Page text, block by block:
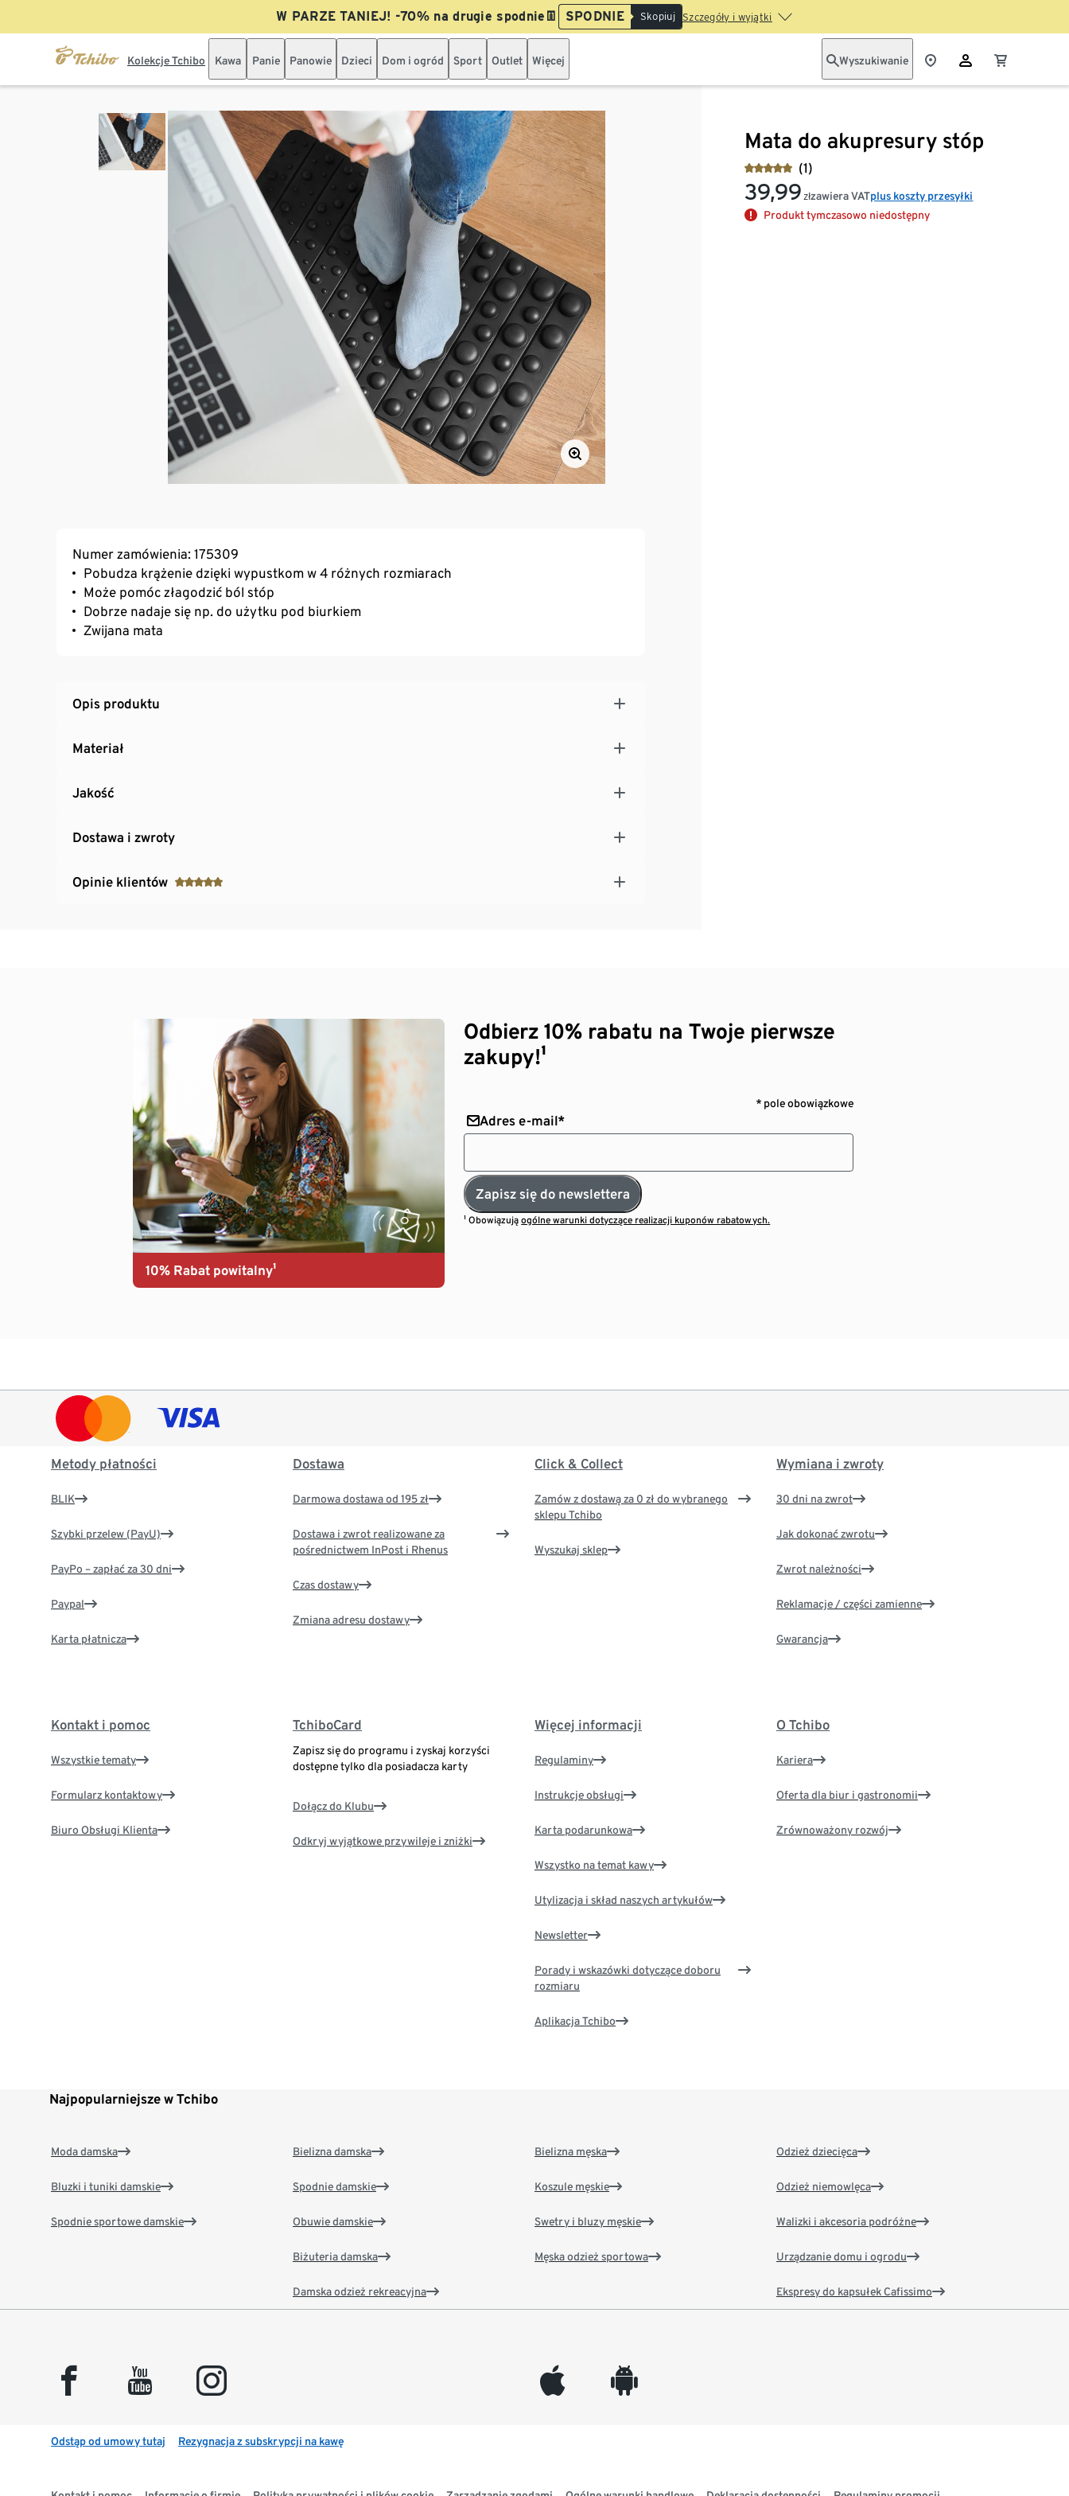
W PARZE TANIEJ! -70% na drugie spodnie👖 SPODNIE Skopiuj Szczegóły i wyjątki
Kolekcje Tchibo Kawa Panie Panowie Dzieci Dom i ogród Sport Outlet Więcej Wyszukiwanie
Mata do akupresury stóp
(1)
39,99 złzawiera VATplus koszty przesyłki
Produkt tymczasowo niedostępny
Numer zamówienia: 175309
Pobudza krążenie dzięki wypustkom w 4 różnych rozmiarach
Może pomóc złagodzić ból stóp
Dobrze nadaje się np. do użytku pod biurkiem
Zwijana mata
Opis produktu
Materiał
Jakość
Dostawa i zwroty
Opinie klientów
10% Rabat powitalny¹
Odbierz 10% rabatu na Twoje pierwsze
zakupy!¹
* pole obowiązkowe
Adres e-mail*
Zapisz się do newslettera
¹ Obowiązująogólne warunki dotyczące realizacji kuponów rabatowych.
Metody płatności
BLIK
Szybki przelew (PayU)
PayPo – zapłać za 30 dni
Paypal
Karta płatnicza
Dostawa
Darmowa dostawa od 195 zł
Dostawa i zwrot realizowane za
pośrednictwem InPost i Rhenus
Czas dostawy
Zmiana adresu dostawy
Click & Collect
Zamów z dostawą za 0 zł do wybranego
sklepu Tchibo
Wyszukaj sklep
Wymiana i zwroty
30 dni na zwrot
Jak dokonać zwrotu
Zwrot należności
Reklamacje / części zamienne
Gwarancja
Kontakt i pomoc
Wszystkie tematy
Formularz kontaktowy
Biuro Obsługi Klienta
TchiboCard
Zapisz się do programu i zyskaj korzyści
dostępne tylko dla posiadacza karty
Dołącz do Klubu
Odkryj wyjątkowe przywileje i zniżki
Więcej informacji
Regulaminy
Instrukcje obsługi
Karta podarunkowa
Wszystko na temat kawy
Utylizacja i skład naszych artykułów
Newsletter
Porady i wskazówki dotyczące doboru
rozmiaru
Aplikacja Tchibo
O Tchibo
Kariera
Oferta dla biur i gastronomii
Zrównoważony rozwój
Najpopularniejsze w Tchibo
Moda damska
Bluzki i tuniki damskie
Spodnie sportowe damskie
Bielizna damska
Spodnie damskie
Obuwie damskie
Biżuteria damska
Damska odzież rekreacyjna
Bielizna męska
Koszule męskie
Swetry i bluzy męskie
Męska odzież sportowa
Odzież dziecięca
Odzież niemowlęca
Walizki i akcesoria podróżne
Urządzanie domu i ogrodu
Ekspresy do kapsułek Cafissimo
facebook youtube instagram appleinc android
Odstąp od umowy tutaj Rezygnacja z subskrypcji na kawę